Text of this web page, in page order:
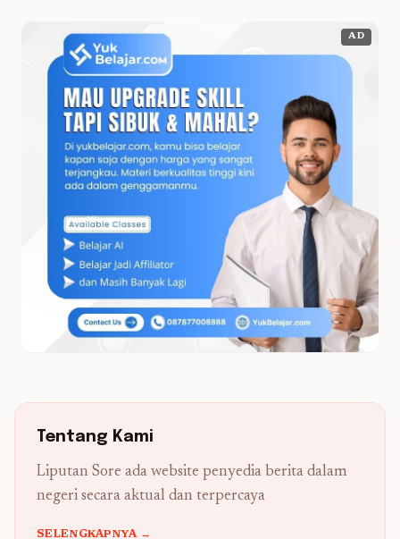
AD
Tentang Kami
Liputan Sore ada website penyedia berita dalam
negeri secara aktual dan terpercaya
SELENGKAPNYA →